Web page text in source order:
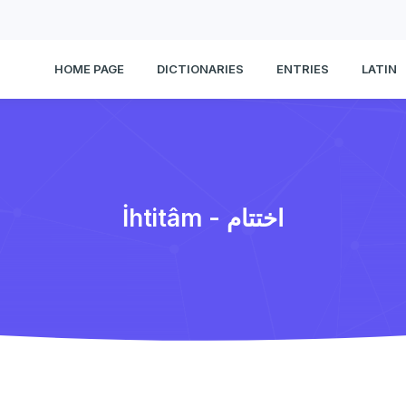
HOME PAGE DICTIONARIES ENTRIES LATIN
İhtitâm - اختتام